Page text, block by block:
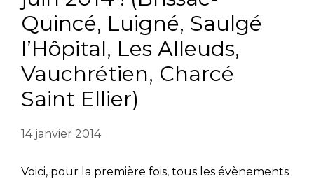
Quincé, Luigné, Saulgé
l’Hôpital, Les Alleuds,
Vauchrétien, Charcé
Saint Ellier)
14 janvier 2014
Voici, pour la première fois, tous les évènements